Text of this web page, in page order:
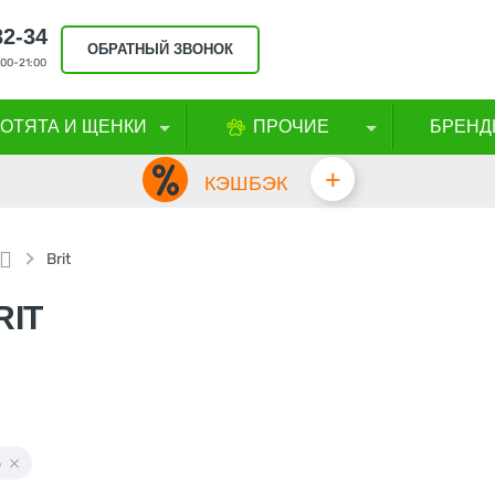
34
21:00
ОБРАТНЫЙ ЗВОНОК
И ЩЕНКИ ПРОЧИЕ
КЭШБЭК +
Brit